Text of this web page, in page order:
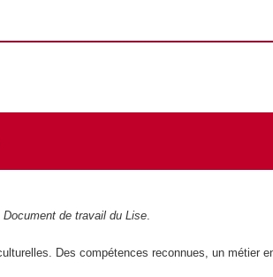
Document de travail du Lise.
Des compétences reconnues, un métier